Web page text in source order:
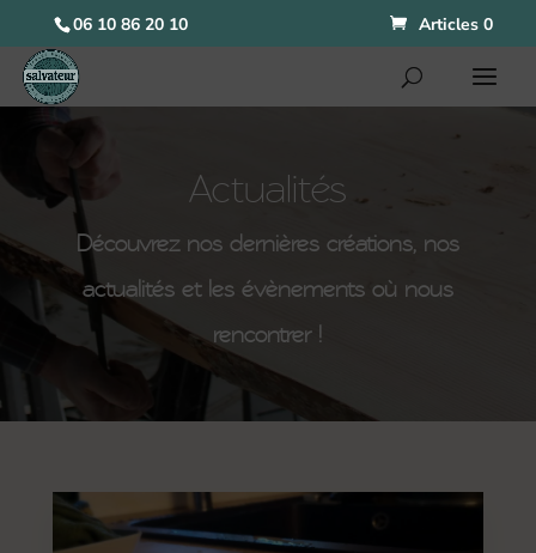
06 10 86 20 10 Articles 0
Actualités
Découvrez nos dernières créations, nos
actualités et les évènements où nous
rencontrer !